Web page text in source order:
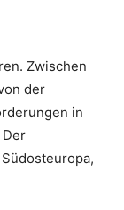
Zwischen
der
in